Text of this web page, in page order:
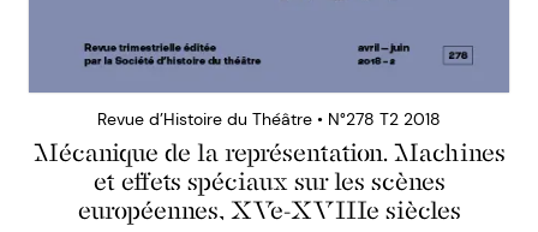
Revue d’Histoire du Théâtre • N°278 T2 2018
Mécanique de la représentation. Machines
et effets spéciaux sur les scènes
européennes, XVe-XVIIIe siècles